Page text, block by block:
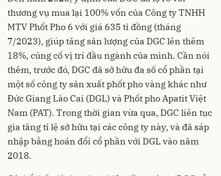
thương vụ mua lại 100% vốn của Công ty TNHH
MTV Phốt Pho 6 với giá 635 tỉ đồng (tháng
7/2023), giúp tăng sản lượng của DGC lên thêm
18%, củng cố vị trí đầu ngành của mình. Cần nói
thêm, trước đó, DGC đã sở hữu đa số cổ phần tại
một số công ty sản xuất phốt pho vàng khác như
Đức Giang Lào Cai (DGL) và Phốt pho Apatit Việt
Nam (PAT). Trong thời gian vừa qua, DGC liên tục
gia tăng tỉ lệ sở hữu tại các công ty này, và đã sáp
nhập bằng hoán đổi cổ phần với DGL vào năm
2018.